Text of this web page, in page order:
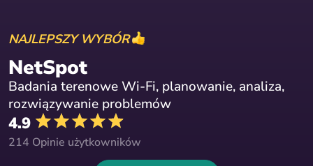
NAJLEPSZY WYBÓR
NetSpot
Badania terenowe Wi-Fi, planowanie, analiza,
rozwiązywanie problemów
4.9
214 Opinie użytkowników